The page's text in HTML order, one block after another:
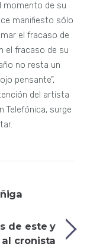
momento de su
manifiesto sólo
el fracaso de
el fracaso de su
no resta un
pensante”,
del artista
Telefónica, surge
de este y
cronista